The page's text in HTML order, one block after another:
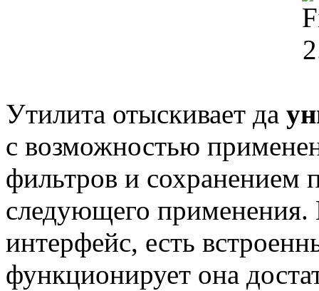
Утилита отыскивает да
с возможностью
фильтров и сохранением
следующего
интерфейс, есть
функционирует она